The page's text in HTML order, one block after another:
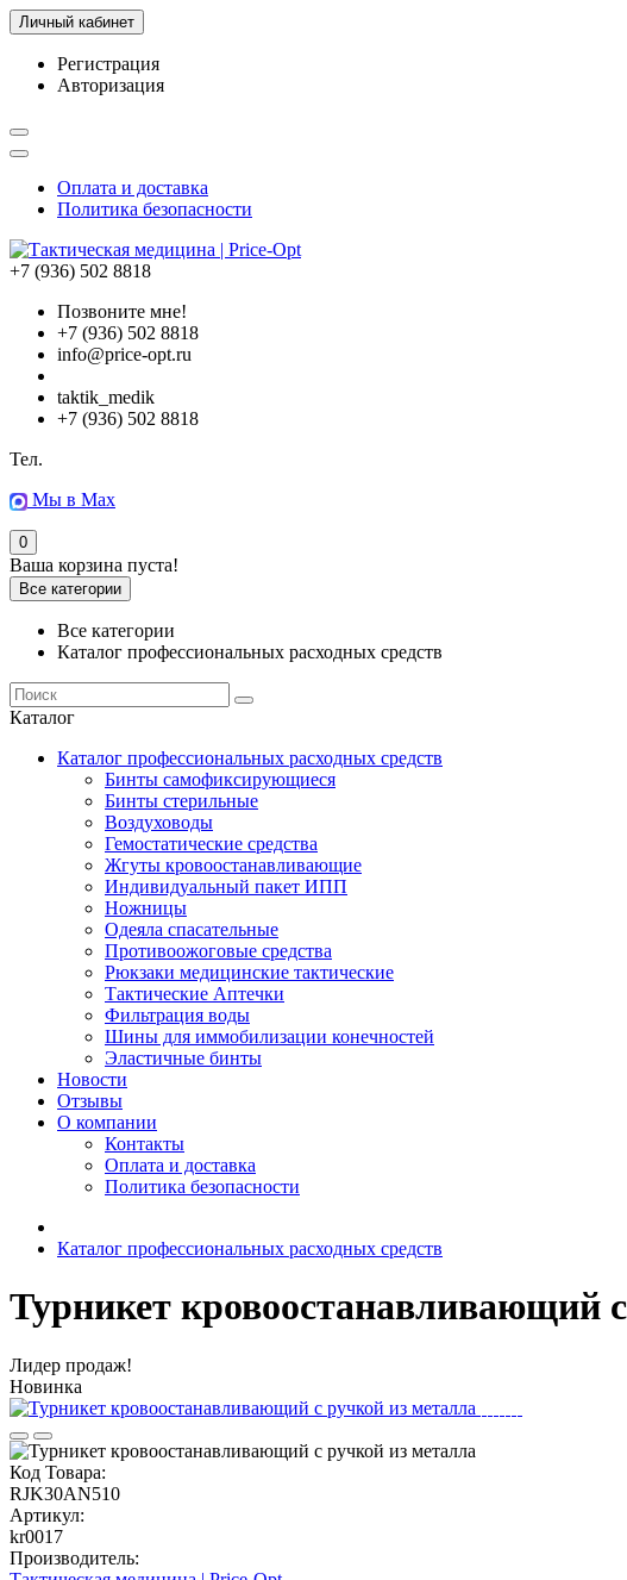
Личный кабинет
Регистрация
Авторизация
Оплата и доставка
Политика безопасности
+7 (936) 502 8818
Позвоните мне!
+7 (936) 502 8818
info@price-opt.ru
taktik_medik
+7 (936) 502 8818
Тел.
Мы в Max
0
Ваша корзина пуста!
Все категории
Все категории
Каталог профессиональных расходных средств
Каталог
Каталог профессиональных расходных средств
Бинты самофиксирующиеся
Бинты стерильные
Воздуховоды
Гемостатические средства
Жгуты кровоостанавливающие
Индивидуальный пакет ИПП
Ножницы
Одеяла спасательные
Противоожоговые средства
Рюкзаки медицинские тактические
Тактические Аптечки
Фильтрация воды
Шины для иммобилизации конечностей
Эластичные бинты
Новости
Отзывы
О компании
Контакты
Оплата и доставка
Политика безопасности
Каталог профессиональных расходных средств
Турникет кровоостанавливающий
Лидер продаж!
Новинка
Код Товара:
RJK30AN510
Артикул:
kr0017
Производитель: